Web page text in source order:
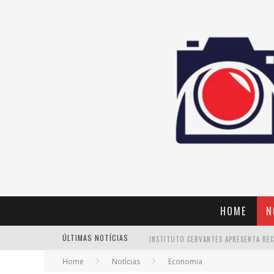
HOME
ÚLTIMAS NOTÍCIAS
Home Notícias Economia